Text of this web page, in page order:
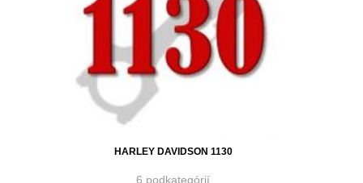
HARLEY DAVIDSON 1130
6 podkategórií